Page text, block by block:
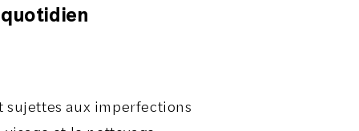
sujettes aux imperfections